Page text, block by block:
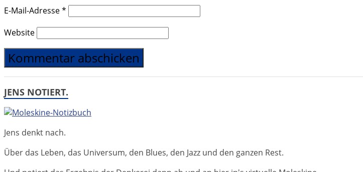
E-Mail-Adresse*
Website
JENS NOTIERT.
Jens denkt nach.
Über das Leben, das Universum, den Blues, den Jazz und den ganzen Rest.